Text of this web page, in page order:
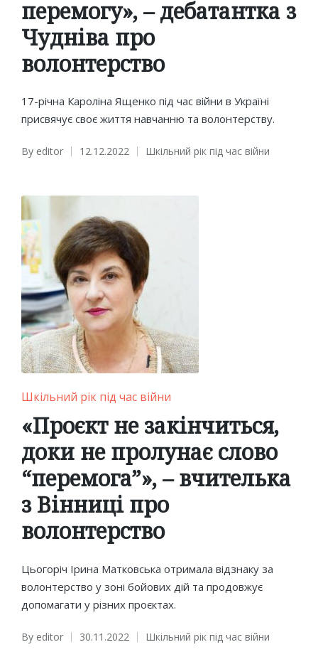
перемогу», – дебатантка з
Чудніва про
волонтерство
17-річна Кароліна Ященко під час війни в Україні
присвячує своє життя навчанню та волонтерству.
Posted
By editor 12.12.2022
Posted
Шкільний рік під час війни
Posted
Шкільний рік під час війни
«Проєкт не закінчиться,
доки не пролунає слово
“перемога”», – вчителька
з Вінниці про
волонтерство
Цьогоріч Ірина Матковська отримала відзнаку за
волонтерство у зоні бойових дій та продовжує
допомагати у різних проєктах.
Posted
By editor 30.11.2022
Posted
Шкільний рік під час війни